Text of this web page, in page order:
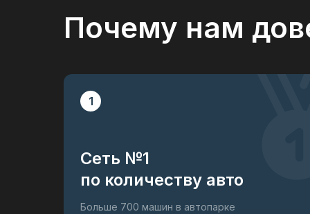
Система старт-стоп
Открытие багажника без помощи рук
Светодиодные фары
Почему нам
1
Сеть №1
по количеству авто
Больше 700 машин в автопарке